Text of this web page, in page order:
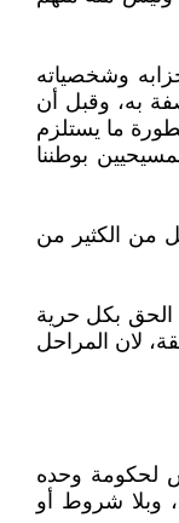
وشخصياته
به، وقبل أن
ما يستلزم
بوطننا
من الكثير من
الحق بكل حرية
لان المراحل
لحكومة وحده
وبلا شروط أو